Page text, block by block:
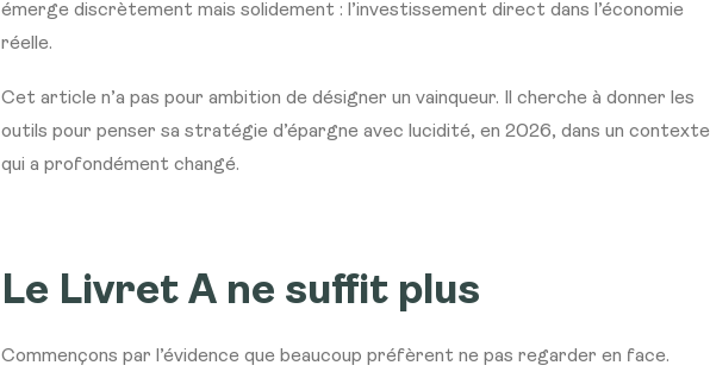
émerge discrètement mais solidement : l’investissement direct dans l’économie
réelle.
Cet article n’a pas pour ambition de désigner un vainqueur. Il cherche à donner les
outils pour penser sa stratégie d’épargne avec lucidité, en 2026, dans un contexte
qui a profondément changé.
Le Livret A ne suffit plus
Commençons par l’évidence que beaucoup préfèrent ne pas regarder en face.